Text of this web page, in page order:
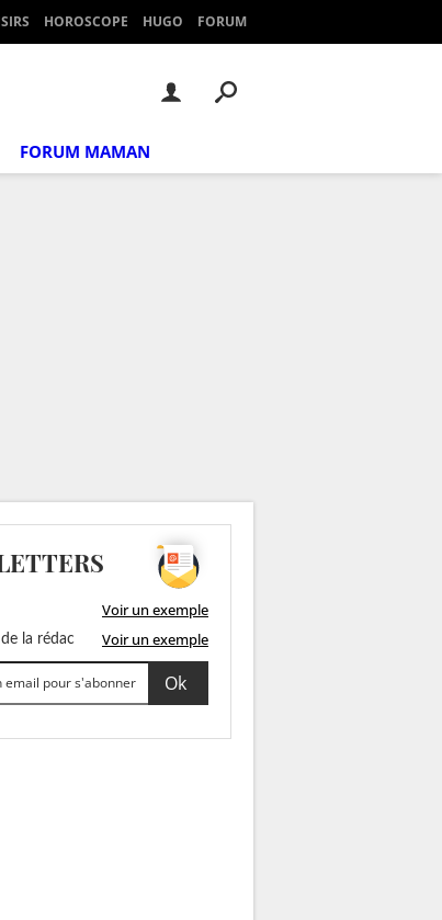
HOROSCOPE HUGO FORUM
FORUM MAMAN
Voir un exemple
la rédac Voir un exemple